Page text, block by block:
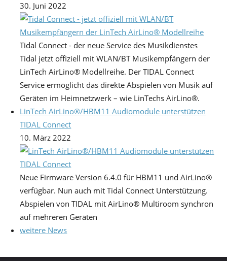
30. Juni 2022
Tidal Connect - der neue Service des Musikdienstes
Tidal jetzt offiziell mit WLAN/BT Musikempfängern der
LinTech AirLino® Modellreihe. Der TIDAL Connect
Service ermöglicht das direkte Abspielen von Musik auf
Geräten im Heimnetzwerk – wie LinTechs AirLino®.
LinTech AirLino®/HBM11 Audiomodule unterstützen
TIDAL Connect
10. März 2022
Neue Firmware Version 6.4.0 für HBM11 und AirLino®
verfügbar. Nun auch mit Tidal Connect Unterstützung.
Abspielen von TIDAL mit AirLino® Multiroom synchron
auf mehreren Geräten
weitere News